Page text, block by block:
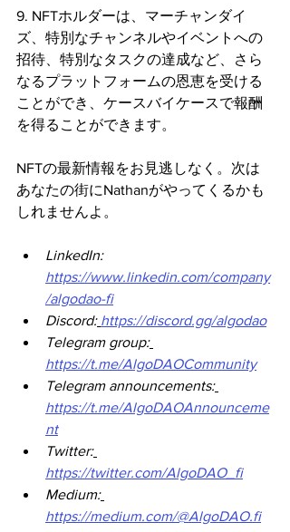
9. NFTホルダーは、マーチャンダイ
ズ、特別なチャンネルやイベントへの
招待、特別なタスクの達成など、さら
なるプラットフォームの恩恵を受ける
ことができ、ケースバイケースで報酬
を得ることができます。
NFTの最新情報をお見逃しなく。次は
あなたの街にNathanがやってくるかも
しれませんよ。
LinkedIn:
https://www.linkedin.com/company
/algodao-fi
Discord: https://discord.gg/algodao
Telegram group:
https://t.me/AlgoDAOCommunity
Telegram announcements:
https://t.me/AlgoDAOAnnounceme
nt
Twitter:
https://twitter.com/AlgoDAO_fi
Medium:
https://medium.com/@AlgoDAO.fi